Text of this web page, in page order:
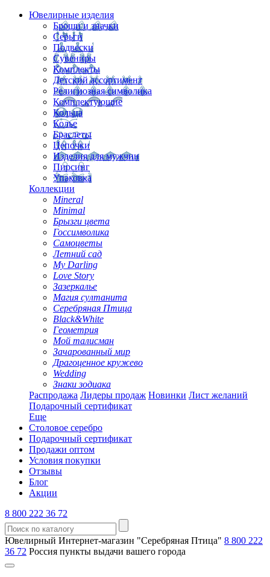
Ювелирные изделия
Броши и значки
Серьги
Подвески
Сувениры
Комплекты
Детский ассортимент
Религиозная символика
Комплектующие
Кольца
Колье
Браслеты
Цепочки
Изделия для мужчин
Пирсинг
Упаковка
Коллекции
Mineral
Minimal
Брызги цвета
Госсимволика
Самоцветы
Летний сад
My Darling
Love Story
Зазеркалье
Магия султанита
Серебряная Птица
Black&White
Геометрия
Мой талисман
Зачарованный мир
Драгоценное кружево
Wedding
Знаки зодиака
Распродажа Лидеры продаж Новинки Лист желаний
Подарочный сертификат
Еще
Столовое серебро
Подарочный сертификат
Продажи оптом
Условия покупки
Отзывы
Блог
Акции
8 800 222 36 72
Ювелирный Интернет-магазин "Серебряная Птица" 8 800 222
36 72 Россия пункты выдачи вашего города